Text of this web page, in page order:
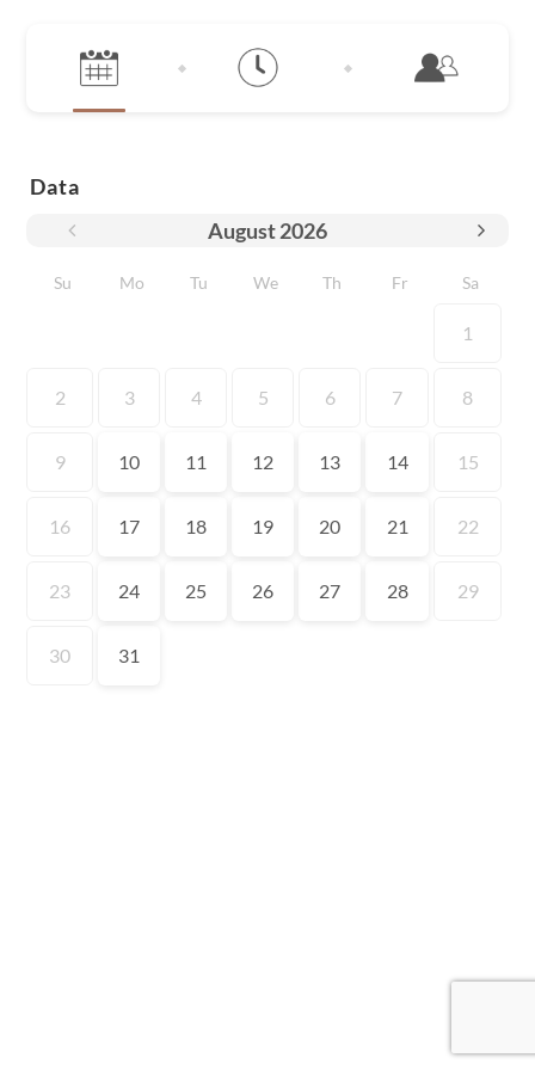
Data
August2026
Su Mo Tu We Th Fr Sa
1
2 3 4 5 6 7 8
9 10 11 12 13 14 15
16 17 18 19 20 21 22
23 24 25 26 27 28 29
30 31